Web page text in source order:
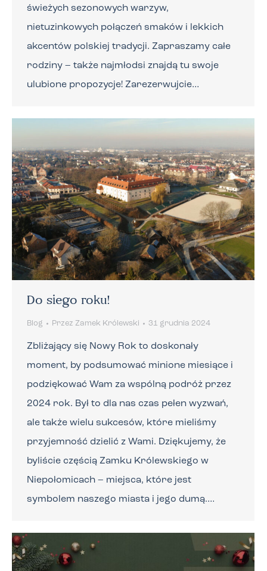
świeżych sezonowych warzyw,
nietuzinkowych połączeń smaków i lekkich
akcentów polskiej tradycji. Zapraszamy całe
rodziny – także najmłodsi znajdą tu swoje
ulubione propozycje! Zarezerwujcie…
Do siego roku!
Blog Przez Zamek Królewski 31 grudnia 2024
Zbliżający się Nowy Rok to doskonały
moment, by podsumować minione miesiące i
podziękować Wam za wspólną podróż przez
2024 rok. Był to dla nas czas pełen wyzwań,
ale także wielu sukcesów, które mieliśmy
przyjemność dzielić z Wami. Dziękujemy, że
byliście częścią Zamku Królewskiego w
Niepołomicach – miejsca, które jest
symbolem naszego miasta i jego dumą.…